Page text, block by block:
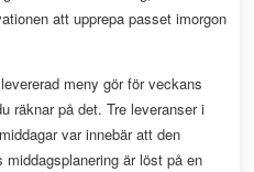
att upprepa passet imorgon
meny gör för veckans
räknar på det. Tre leveranser i
var innebär att den
är löst på en